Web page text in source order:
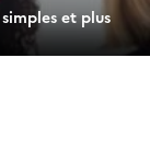
et plus